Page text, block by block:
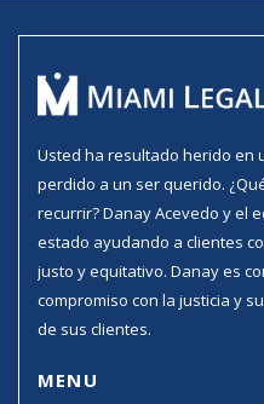
Usted ha resultado herido en
perdido a un ser querido.
recurrir? Danay Acevedo y el
estado ayudando a clientes
justo y equitativo. Danay es
compromiso con la justicia y
de sus clientes.
MENU